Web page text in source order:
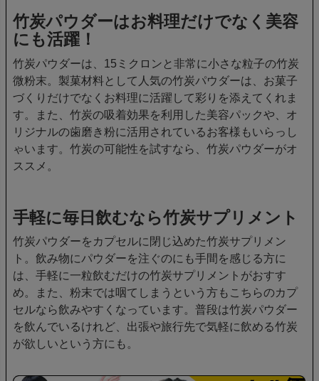
竹炭パウダーはお料理だけでなく美容
にも活躍！
竹炭パウダーは、15ミクロンと非常に小さな粒子の竹炭
微粉末。製菓材料として人気の竹炭パウダーは、お菓子
づくりだけでなくお料理に活躍して彩りを添えてくれま
す。また、竹炭の吸着効果を利用した美容パックや、オ
リジナルの歯磨き粉に活用されているお客様もいらっし
ゃいます。竹炭の可能性を試すなら、竹炭パウダーがオ
ススメ。
手軽に毎日飲むなら竹炭サプリメント
竹炭パウダーをカプセルに閉じ込めた竹炭サプリメン
ト。飲み物にパウダーを注ぐのにも手間を感じる方に
は、手軽に一粒飲むだけの竹炭サプリメントがおすす
め。また、粉末では咽てしまうという方もこちらのカプ
セルなら飲みやすくなっています。普段は竹炭パウダー
を飲んでいるけれど、出張や旅行先で気軽に飲める竹炭
が欲しいという方にも。